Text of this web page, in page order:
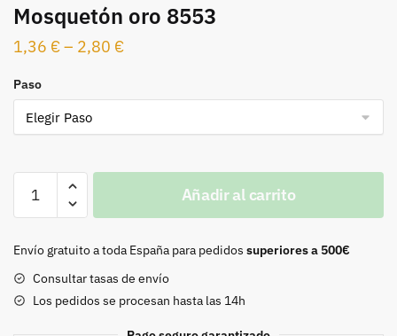
Mosquetón oro 8553
1,36 €– 2,80 €
Paso
Mosquetón
cantidad
Añadir al carrito
Envío gratuito a toda España para pedidos superiores a 500€
Consultar tasas de envío
Los pedidos se procesan hasta las 14h